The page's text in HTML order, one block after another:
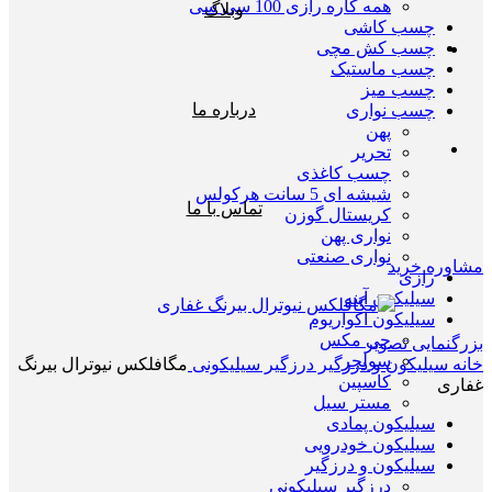
همه کاره رازی 100 سی سی
چسب کاشی
چسب کش مچی
چسب ماستیک
چسب میز
چسب نواری
پهن
تحریر
چسب کاغذی
شیشه ای 5 سانت هرکولس
کریستال گوزن
نواری پهن
نواری صنعتی
رازی
سیلیکون آینه
سیلیکون اکواریوم
جی مکس
سولجر
کاسپین
مستر سیل
سیلیکون پمادی
سیلیکون خودرویی
سیلیکون و درزگیر
درزگیر سیلیکونی
وبلاگ
درباره ما
تماس با ما
مشاوره خرید
بزرگنمایی تصویر
خانه سیلیکون و درزگیر درزگیر سیلیکونی مگافلکس نیوترال بیرنگ
غفاری